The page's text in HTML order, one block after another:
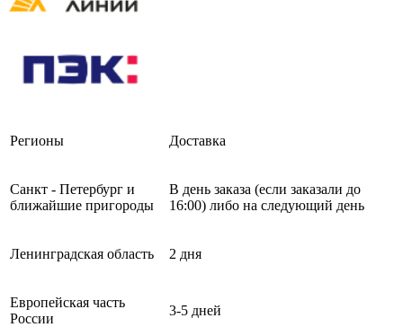
Регионы Доставка
Санкт - Петербург и
ближайшие пригороды
В день заказа (если заказали до
16:00) либо на следующий день
Ленинградская область 2 дня
Европейская часть
России
3-5 дней